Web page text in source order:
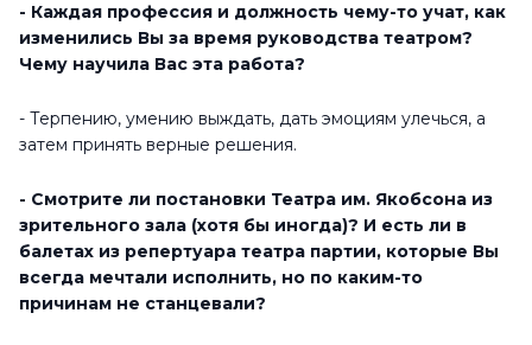
- Каждая профессия и должность чему-то учат, как
изменились Вы за время руководства театром?
Чему научила Вас эта работа?
- Терпению, умению выждать, дать эмоциям улечься, а
затем принять верные решения.
- Смотрите ли постановки Театра им. Якобсона из
зрительного зала (хотя бы иногда)? И есть ли в
балетах из репертуара театра партии, которые Вы
всегда мечтали исполнить, но по каким-то
причинам не станцевали?